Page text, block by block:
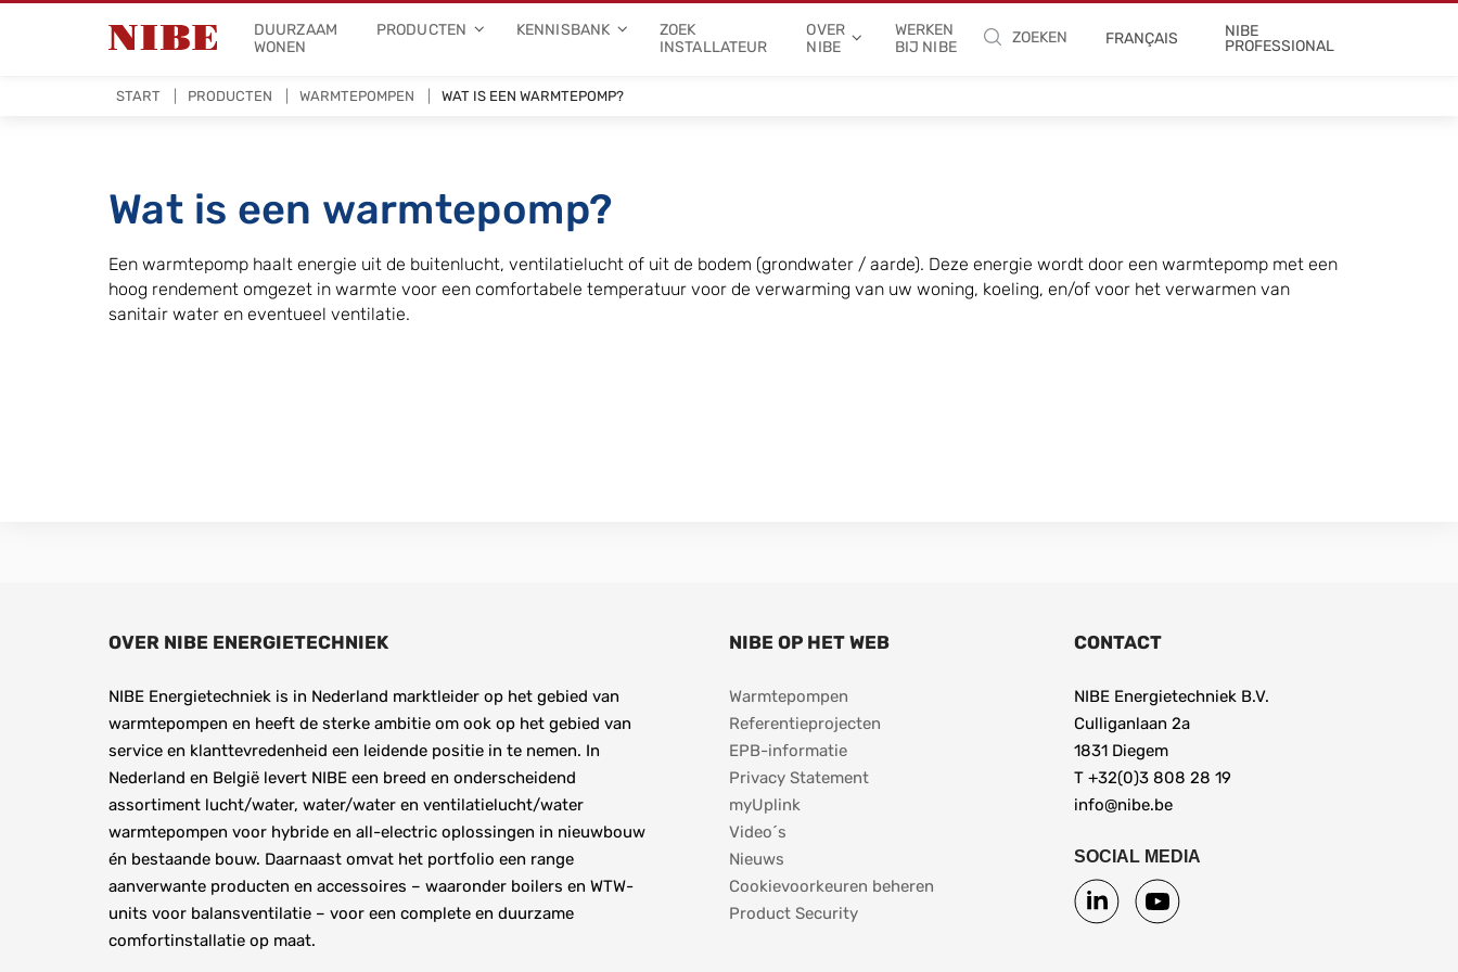
DUURZAAM
WONEN
PRODUCTEN KENNISBANK
ZOEK
INSTALLATEUR
OVER
NIBE
WERKEN
BIJ NIBE
ZOEKEN FRANÇAIS
NIBE
PROFESSIONAL
START PRODUCTEN WARMTEPOMPEN WAT IS EEN WARMTEPOMP?
Wat is een warmtepomp?
Een warmtepomp haalt energie uit de buitenlucht, ventilatielucht of uit de bodem (grondwater / aarde). Deze energie wordt door een warmtepomp met een
hoog rendement omgezet in warmte voor een comfortabele temperatuur voor de verwarming van uw woning, koeling, en/of voor het verwarmen van
sanitair water en eventueel ventilatie.
OVER NIBE ENERGIETECHNIEK
NIBE Energietechniek is in Nederland marktleider op het gebied van
warmtepompen en heeft de sterke ambitie om ook op het gebied van
service en klanttevredenheid een leidende positie in te nemen. In
Nederland en België levert NIBE een breed en onderscheidend
assortiment lucht/water, water/water en ventilatielucht/water
warmtepompen voor hybride en all-electric oplossingen in nieuwbouw
én bestaande bouw. Daarnaast omvat het portfolio een range
aanverwante producten en accessoires – waaronder boilers en WTW-
units voor balansventilatie – voor een complete en duurzame
comfortinstallatie op maat.
NIBE OP HET WEB
Warmtepompen
Referentieprojecten
EPB-informatie
Privacy Statement
myUplink
Video´s
Nieuws
Cookievoorkeuren beheren
Product Security
CONTACT
NIBE Energietechniek B.V.
Culliganlaan 2a
1831 Diegem
T +32(0)3 808 28 19
info@nibe.be
SOCIAL MEDIA